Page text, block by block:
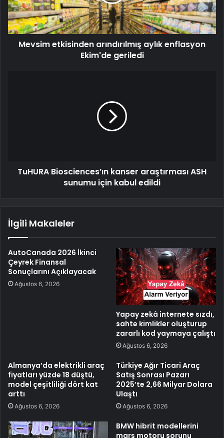
Mevsim etkisinden arındırılmış aylık enflasyon
Ekim'de geriledi
TuHURA Biosciences’ın kanser araştırması ASH
sunumu için kabul edildi
İlgili Makaleler
AutoCanada 2026 İkinci
Çeyrek Finansal
Sonuçlarını Açıklayacak
Ağustos 6, 2026
Yapay zekâ internete sızdı,
sahte kimlikler oluşturup
zararlı kod yaymaya çalıştı
Ağustos 6, 2026
Almanya’da elektrikli araç
fiyatları yüzde 18 düştü,
model çeşitliliği dört kat
arttı
Ağustos 6, 2026
Türkiye Ağır Ticari Araç
Satış Sonrası Pazarı
2025’te 2,66 Milyar Dolara
Ulaştı
Ağustos 6, 2026
BMW hibrit modellerini
marş motoru sorunu